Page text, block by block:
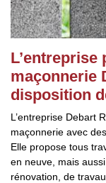
L’entreprise
maçonnerie
disposition
L’entreprise Debart
maçonnerie avec
Elle propose tous
en neuve, mais
rénovation, de